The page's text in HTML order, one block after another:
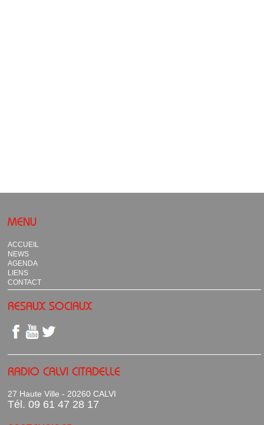
MENU
ACCUEIL
NEWS
AGENDA
LIENS
CONTACT
RESAUX SOCIAUX
RADIO CALVI CITADELLE
27 Haute Ville - 20260 CALVI
Tél. 09 61 47 28 17